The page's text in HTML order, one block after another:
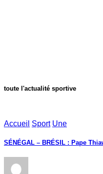
toute l'actualité sportive
Accueil Sport Une
SÉNÉGAL – BRÉSIL : Pape